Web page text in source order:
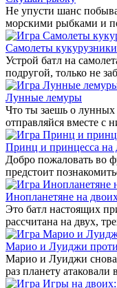
Не упусти шанс
морскими рыбками и
Самолеты кукурузники
Устрой батл на
подругой, только не
Лунные лемуры
Что ты заешь о лунных
отправляйся вместе с
Принц и принцесса на
Добро пожаловать во
предстоит
Инопланетяне на
Это батл настоящих
рассчитана на двух,
Марио и Луиджи
Марио и Луиджи снова
раз планету